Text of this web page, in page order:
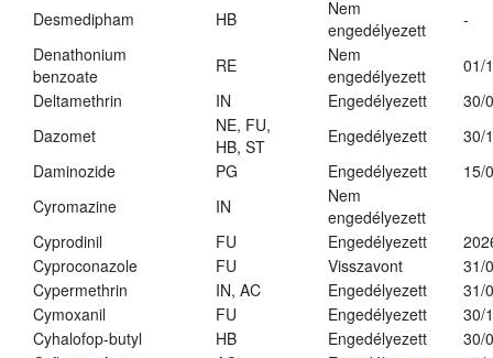
Desmedipham HB
Nem
engedélyezett
-
Denathonium
benzoate
RE
Nem
engedélyezett
01/
Deltamethrin
IN Engedélyezett
30/
Dazomet
NE, FU,
HB, ST
Engedélyezett
30/
Daminozide
PG Engedélyezett
15/
Cyromazine
IN
Nem
engedélyezett
Cyprodinil
FU Engedélyezett
Cyproconazole
FU Visszavont
31/
Cypermethrin
IN, AC Engedélyezett
31/
Cymoxanil
FU Engedélyezett
30/
Cyhalofop-butyl
HB Engedélyezett
30/